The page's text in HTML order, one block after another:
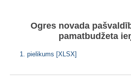
Ogres novada
pamatbudžeta
1. pielikums [XLSX]